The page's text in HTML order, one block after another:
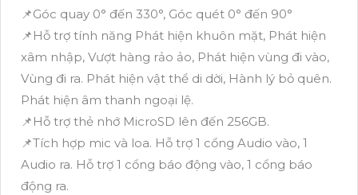
📌Góc quay 0° đến 330°, Góc quét 0° đến 90°
📌Hỗ trợ tính năng Phát hiện khuôn mặt, Phát hiện
xâm nhập, Vượt hàng rảo ảo, Phát hiện vùng đi vào,
Vùng đi ra. Phát hiện vật thể di dời, Hành lý bỏ quên.
Phát hiện âm thanh ngoại lệ.
📌Hỗ trợ thẻ nhớ MicroSD lên đến 256GB.
📌Tích hợp mic và loa. Hỗ trợ 1 cổng Audio vào, 1
Audio ra. Hỗ trợ 1 cổng báo động vào, 1 cổng báo
động ra.